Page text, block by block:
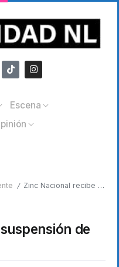
Escena
/ Zinc Nacional recibe suspensión de Nuevo León
de